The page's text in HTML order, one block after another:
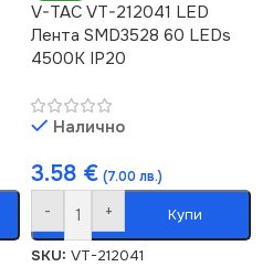
V-TAC VT-212041 LED
Лента SMD3528 60 LEDs
4500K IP20
Налично
3.58 € (7.00 лв.)
- + Купи
SKU: VT-212041